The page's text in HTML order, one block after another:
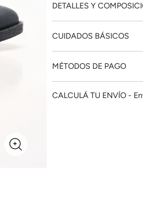
DETALLES Y
CUIDADOS BÁSICOS
MÉTODOS DE PAGO
CALCULÁ TU ENVÍO -